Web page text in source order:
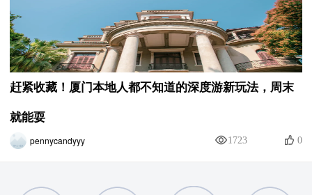
赶紧收藏！厦门本地人都不知道的深度游新玩法，周末
就能耍
pennycandyyy 0
1723